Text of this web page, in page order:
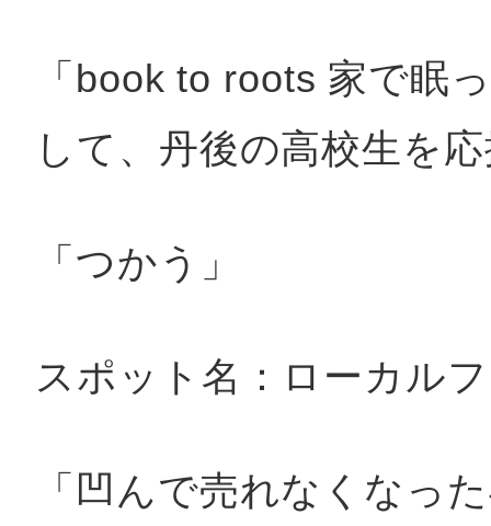
「book to roots 家で眠
して、丹後の高校生を
「つかう」
スポット名：ローカル
「凹んで売れなくなっ